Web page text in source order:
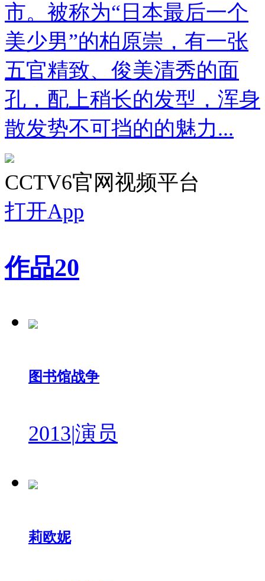
市。被称为“日本最后一个
美少男”的柏原崇，有一张
五官精致、俊美清秀的面
孔，配上稍长的发型，浑身
散发势不可挡的的魅力...
CCTV6官网视频平台
打开App
作品20
图书馆战争
2013|演员
莉欧妮